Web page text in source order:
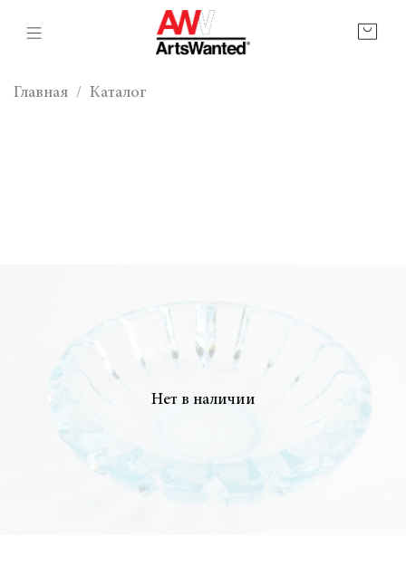
Главная Каталог
Нет в наличии